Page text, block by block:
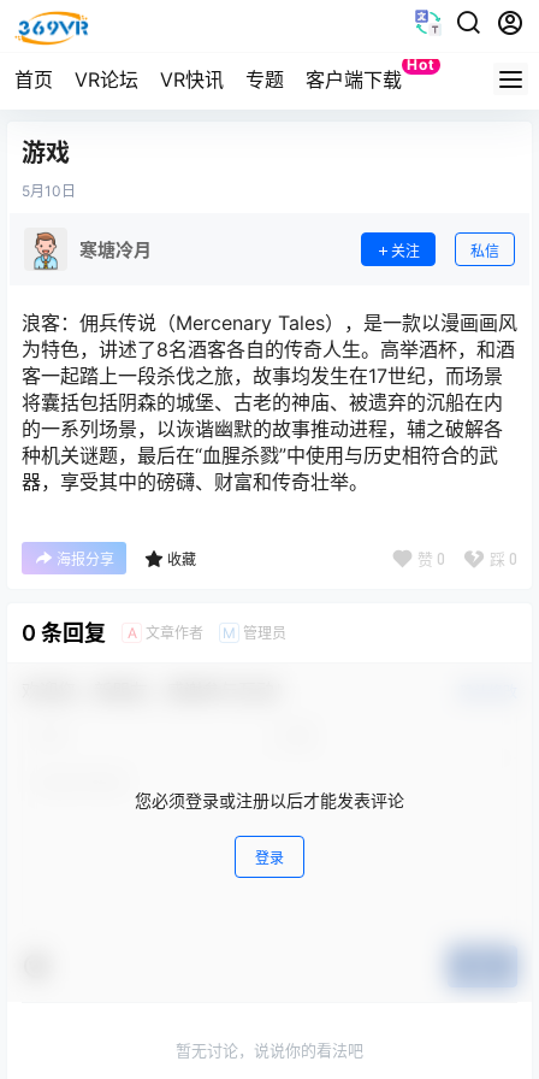
首页 VR论坛 VR快讯 专题 客户端下载
Hot
Quest
游戏
5月 10日
寒塘冷月 关注 私信
浪客：佣兵传说（Mercenary Tales），是一款以漫画画风
为特色，讲述了8名酒客各自的传奇人生。高举酒杯，和酒
客一起踏上一段杀伐之旅，故事均发生在17世纪，而场景
将囊括包括阴森的城堡、古老的神庙、被遗弃的沉船在内
的一系列场景，以诙谐幽默的故事推动进程，辅之破解各
种机关谜题，最后在“血腥杀戮”中使用与历史相符合的武
器，享受其中的磅礴、财富和传奇壮举。
海报分享 收藏 赞 0 踩 0
0 条回复 A 文章作者 M 管理员
您必须登录或注册以后才能发表评论
登录
暂无讨论，说说你的看法吧